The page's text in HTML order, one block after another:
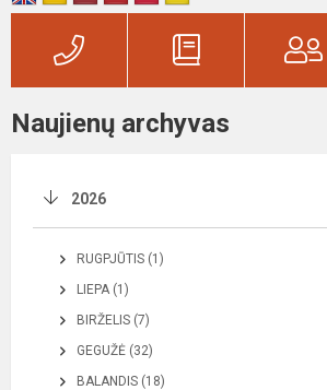
Naujienų archyvas
2026
RUGPJŪTIS (1)
LIEPA (1)
BIRŽELIS (7)
GEGUŽĖ (32)
BALANDIS (18)